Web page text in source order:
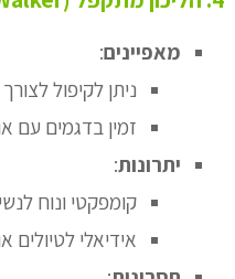
מאפיינים:
ניתן לקיפול
זמין בדגמים עם
יתרונות:
קומפקטי ונוח
אידיאלי